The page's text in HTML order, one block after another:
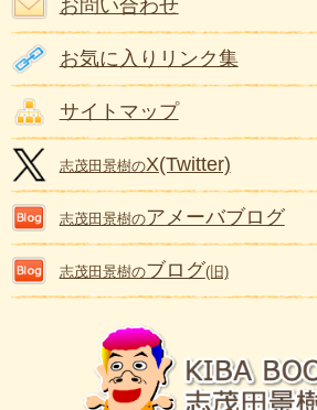
お問い合わせ
お気に入りリンク集
サイトマップ
志茂田景樹のX(Twitter)
志茂田景樹のアメーバブログ
志茂田景樹のブログ(旧)